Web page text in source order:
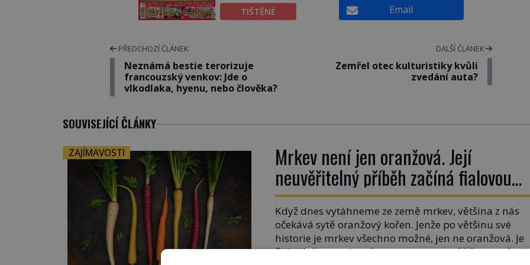
TIŠTĚNÉ
Email
PŘEDCHOZÍ ČLÁNEK
Neznámá bestie terorizuje
francouzský venkov: Jde o
vlkodlaka, hyenu, nebo člověka?
DALŠÍ ČLÁNEK
Zemřel otec kulturistiky kvůli
zvedání auta?
SOUVISEJÍCÍ ČLÁNKY
ZAJÍMAVOSTI Mrkev není jen oranžová. Její
neuvěřitelný příběh začíná fialovou
barvou
Když dnes vytáhneme ze země mrkev, většina z nás
očekává sytě oranžový kořen. Jenže po většinu své
historie je mrkev všechno možné, jen ne oranžová. Je
fialová, žlutá, bílá, někdy dokonce téměř černá. Až